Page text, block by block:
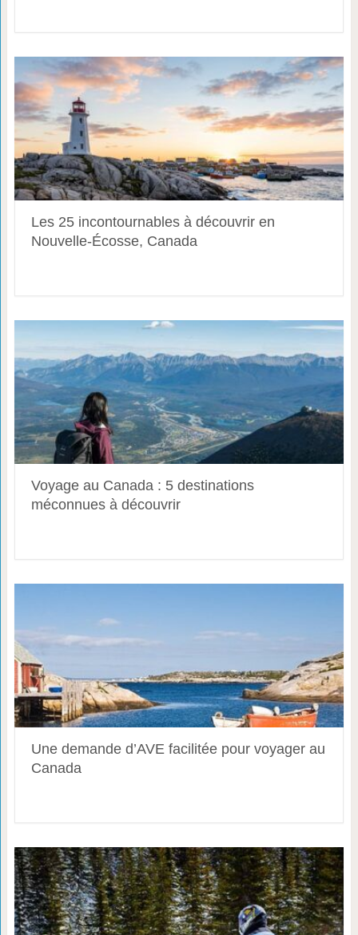
Les 25 incontournables à découvrir en
Nouvelle-Écosse, Canada
Voyage au Canada : 5 destinations
méconnues à découvrir
Une demande d’AVE facilitée pour voyager au
Canada